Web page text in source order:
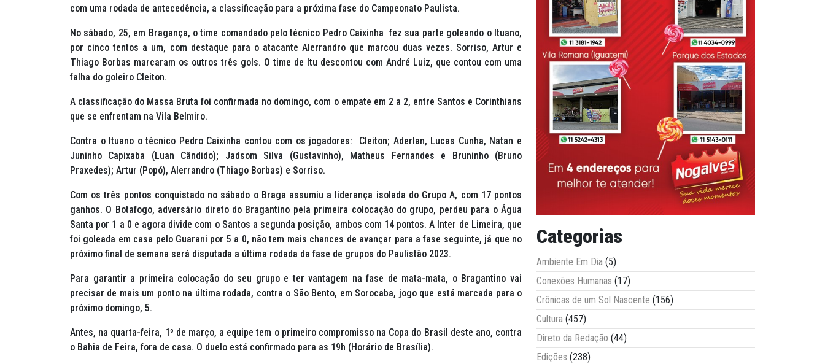
com uma rodada de antecedência, a classificação para a próxima fase do Campeonato Paulista.
No sábado, 25, em Bragança, o time comandado pelo técnico Pedro Caixinha fez sua parte goleando o Ituano,
por cinco tentos a um, com destaque para o atacante Alerrandro que marcou duas vezes. Sorriso, Artur e
Thiago Borbas marcaram os outros três gols. O time de Itu descontou com André Luiz, que contou com uma
falha do goleiro Cleiton.
A classificação do Massa Bruta foi confirmada no domingo, com o empate em 2 a 2, entre Santos e Corinthians
que se enfrentam na Vila Belmiro.
Contra o Ituano o técnico Pedro Caixinha contou com os jogadores: Cleiton; Aderlan, Lucas Cunha, Natan e
Juninho Capixaba (Luan Cândido); Jadsom Silva (Gustavinho), Matheus Fernandes e Bruninho (Bruno
Praxedes); Artur (Popó), Alerrandro (Thiago Borbas) e Sorriso.
Com os três pontos conquistado no sábado o Braga assumiu a liderança isolada do Grupo A, com 17 pontos
ganhos. O Botafogo, adversário direto do Bragantino pela primeira colocação do grupo, perdeu para o Água
Santa por 1 a 0 e agora divide com o Santos a segunda posição, ambos com 14 pontos. A Inter de Limeira, que
foi goleada em casa pelo Guarani por 5 a 0, não tem mais chances de avançar para a fase seguinte, já que no
próximo final de semana será disputada a última rodada da fase de grupos do Paulistão 2023.
Para garantir a primeira colocação do seu grupo e ter vantagem na fase de mata-mata, o Bragantino vai
precisar de mais um ponto na última rodada, contra o São Bento, em Sorocaba, jogo que está marcada para o
próximo domingo, 5.
Antes, na quarta-feira, 1º de março, a equipe tem o primeiro compromisso na Copa do Brasil deste ano, contra
o Bahia de Feira, fora de casa. O duelo está confirmado para as 19h (Horário de Brasília).
Categorias
Ambiente Em Dia (5)
Conexões Humanas (17)
Crônicas de um Sol Nascente (156)
Cultura (457)
Direto da Redação (44)
Edições (238)